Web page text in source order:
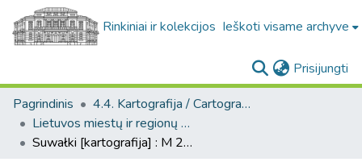
Rinkiniai ir kolekcijos Ieškoti visame archyve
Prisijungti
Pagrindinis
4.4. Kartografija / Cartography
Lietuvos miestų ir regionų žemėlapiai / Maps of Lithuanian cities and towns
Suwałki [kartografija] : M 25 / [herausgegeben von der] Kartographische Abteilung der Preussischen Landesaufnahme.